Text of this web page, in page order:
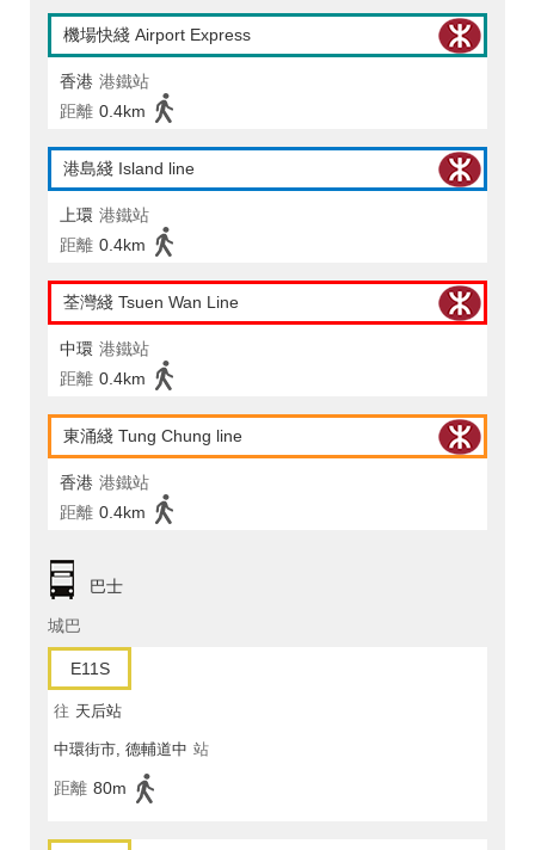
機場快綫 Airport Express
香港 港鐵站
距離 0.4km
港島綫 Island line
上環 港鐵站
距離 0.4km
荃灣綫 Tsuen Wan Line
中環 港鐵站
距離 0.4km
東涌綫 Tung Chung line
香港 港鐵站
距離 0.4km
巴士
城巴
E11S
往 天后站
中環街市, 德輔道中 站
距離 80m